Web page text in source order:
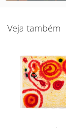
Veja também